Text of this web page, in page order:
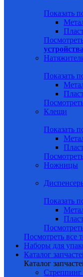
Показать
Показать
Клещи
Показать
Ножницы
Показать
Посмотреть все
Наборы для
Каталог
Каталог